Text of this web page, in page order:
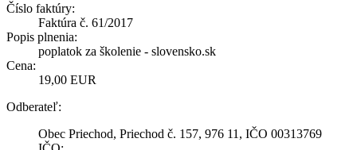
Číslo faktúry:
Faktúra č. 61/2017
Popis plnenia:
poplatok za školenie - slovensko.sk
Cena:
19,00 EUR
Odberateľ:
Obec Priechod, Priechod č. 157, 976 11, IČO 00313769